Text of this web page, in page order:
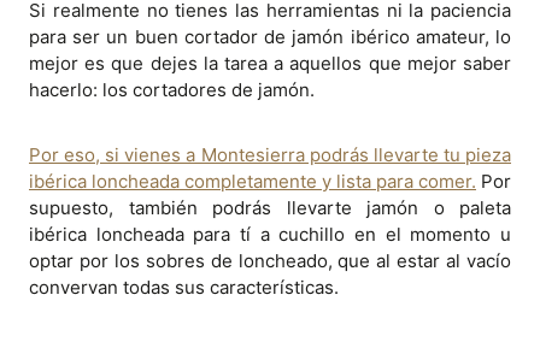
Si realmente no tienes las herramientas ni la paciencia
para ser un buen cortador de jamón ibérico amateur, lo
mejor es que dejes la tarea a aquellos que mejor saber
hacerlo: los cortadores de jamón.
Por eso, si vienes a Montesierra podrás llevarte tu pieza
ibérica loncheada completamente y lista para comer. Por
supuesto, también podrás llevarte jamón o paleta
ibérica loncheada para tí a cuchillo en el momento u
optar por los sobres de loncheado, que al estar al vacío
convervan todas sus características.